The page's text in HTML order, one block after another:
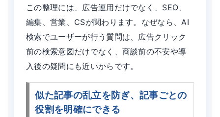
この整理には、広告運用だけでなく、SEO、
編集、営業、CSが関わります。なぜなら、AI
検索でユーザーが行う質問は、広告クリック
前の検索意図だけでなく、商談前の不安や導
入後の疑問にも近いからです。
似た記事の乱立を防ぎ、記事ごとの
役割を明確にできる